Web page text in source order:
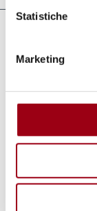
Statistiche
Marketing
crimini
per i
crimini